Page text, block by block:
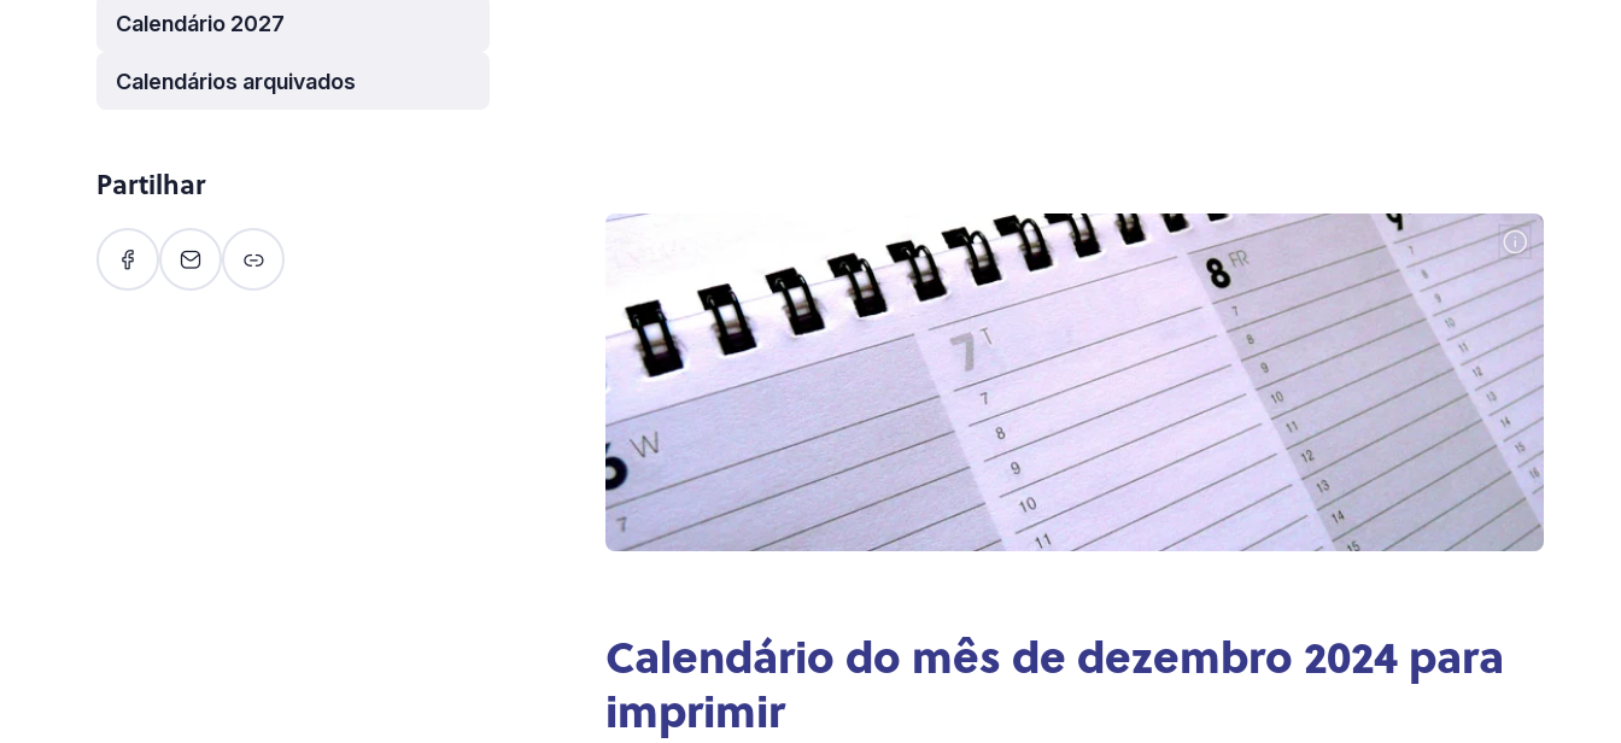
Calendário do mês de dezembro 2024 para
imprimir
Calendário 2027
Calendários arquivados
Partilhar